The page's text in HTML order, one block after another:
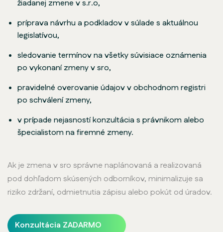
žiadanej zmene v s.r.o,
príprava návrhu a podkladov v súlade s aktuálnou
legislatívou,
sledovanie termínov na všetky súvisiace oznámenia
po vykonaní zmeny v sro,
pravidelné overovanie údajov v obchodnom registri
po schválení zmeny,
v prípade nejasností konzultácia s právnikom alebo
špecialistom na firemné zmeny.
Ak je zmena v sro správne naplánovaná a realizovaná
pod dohľadom skúsených odborníkov, minimalizuje sa
riziko zdržaní, odmietnutia zápisu alebo pokút od úradov.
Konzultácia ZADARMO